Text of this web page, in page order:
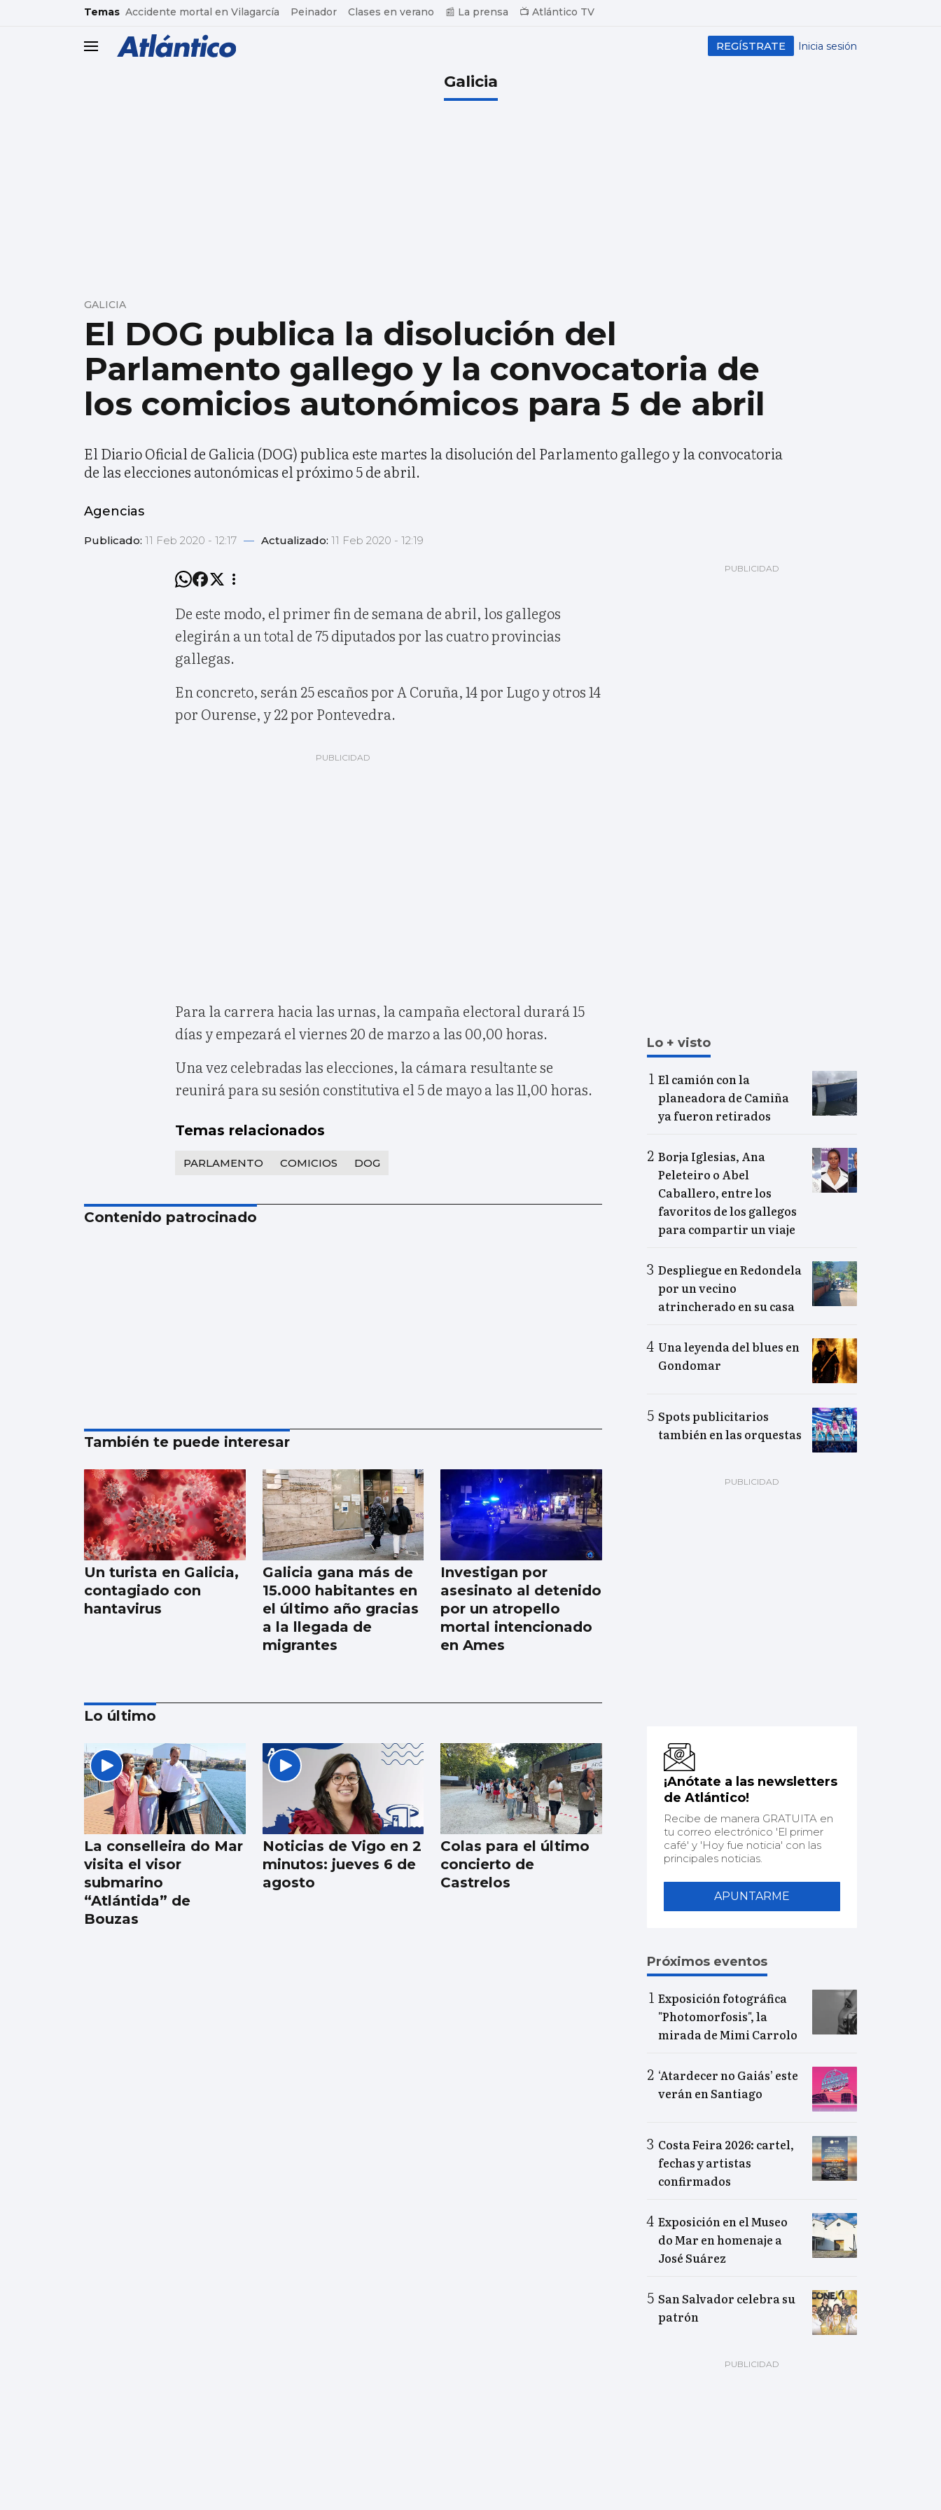
common.go-to-content
Temas Accidente mortal en Vilagarcía Peinador Clases en verano 📰 La prensa 📺 Atlántico TV
header.menu.open Inicia sesión
REGÍSTRATE
Galicia
El DOG publica la disolución del
Parlamento gallego y la convocatoria de
los comicios autonómicos para 5 de abril
GALICIA
El Diario Oficial de Galicia (DOG) publica este martes la disolución del Parlamento gallego y la convocatoria
de las elecciones autonómicas el próximo 5 de abril.
Agencias
Publicado: 11 Feb 2020 - 12:17 — Actualizado: 11 Feb 2020 - 12:19
De este modo, el primer fin de semana de abril, los gallegos
elegirán a un total de 75 diputados por las cuatro provincias
gallegas.
En concreto, serán 25 escaños por A Coruña, 14 por Lugo y otros 14
por Ourense, y 22 por Pontevedra.
Para la carrera hacia las urnas, la campaña electoral durará 15
días y empezará el viernes 20 de marzo a las 00,00 horas.
Una vez celebradas las elecciones, la cámara resultante se
reunirá para su sesión constitutiva el 5 de mayo a las 11,00 horas.
Temas relacionados
PARLAMENTO COMICIOS DOG
Contenido patrocinado
También te puede interesar
Un turista en Galicia,
contagiado con
hantavirus
Galicia gana más de
15.000 habitantes en
el último año gracias
a la llegada de
migrantes
Investigan por
asesinato al detenido
por un atropello
mortal intencionado
en Ames
La Atención Primaria
pasa a depender de
las gerencias
Lo último
La conselleira do Mar
visita el visor
submarino
“Atlántida” de
Bouzas
Noticias de Vigo en 2
minutos: jueves 6 de
agosto
Colas para el último
concierto de
Castrelos
Lo + visto
El camión con la
planeadora de Camiña
ya fueron retirados
Borja Iglesias, Ana
Peleteiro o Abel
Caballero, entre los
favoritos de los gallegos
para compartir un viaje
Despliegue en Redondela
por un vecino
atrincherado en su casa
Una leyenda del blues en
Gondomar
Spots publicitarios
también en las orquestas
¡Anótate a las newsletters
de Atlántico!
Recibe de manera GRATUITA en
tu correo electrónico 'El primer
café' y 'Hoy fue noticia' con las
principales noticias.
APUNTARME
Próximos eventos
Exposición fotográfica
"Photomorfosis", la
mirada de Mimi Carrolo
‘Atardecer no Gaiás’ este
verán en Santiago
Costa Feira 2026: cartel,
fechas y artistas
confirmados
Exposición en el Museo
do Mar en homenaje a
José Suárez
San Salvador celebra su
patrón